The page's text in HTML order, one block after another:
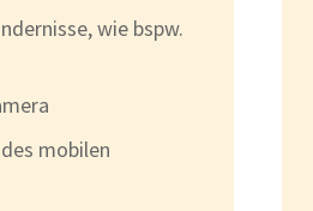
wie bspw.
mobilen